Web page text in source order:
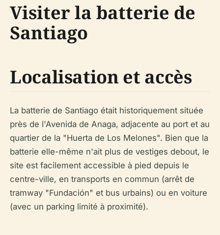
Visiter la batterie de
Santiago
Localisation et accès
La batterie de Santiago était historiquement située
près de l'Avenida de Anaga, adjacente au port et au
quartier de la "Huerta de Los Melones". Bien que la
batterie elle-même n'ait plus de vestiges debout, le
site est facilement accessible à pied depuis le
centre-ville, en transports en commun (arrêt de
tramway "Fundación" et bus urbains) ou en voiture
(avec un parking limité à proximité).